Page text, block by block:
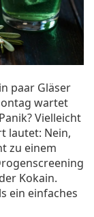
paar Gläser
wartet
Vielleicht
lautet: Nein,
zu einem
Kokain.
ein einfaches